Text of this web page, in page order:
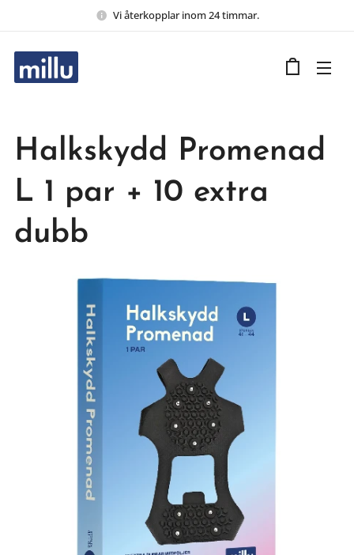
Vi återkopplar inom 24 timmar.
Halkskydd Promenad
L 1 par + 10 extra
dubb